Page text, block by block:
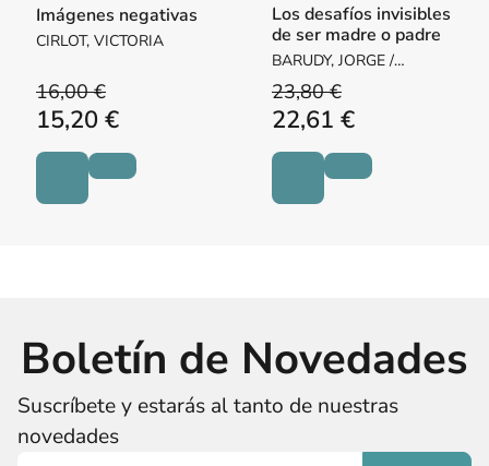
Imágenes negativas
CIRLOT, VICTORIA
16,00 €
15,20 €
Los desafíos invisibles
de ser madre o padre
BARUDY, JORGE /
DANTAGNAN, MARYORIE
23,80 €
22,61 €
Boletín de Novedades
Suscríbete y estarás al tanto de nuestras
novedades